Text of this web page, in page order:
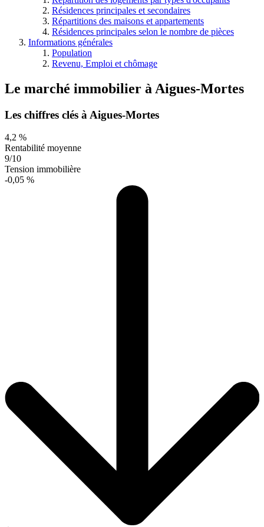
Résidences principales et secondaires
Répartitions des maisons et appartements
Résidences principales selon le nombre de pièces
Informations générales
Population
Revenu, Emploi et chômage
Le marché immobilier à Aigues-Mortes
Les chiffres clés à Aigues-Mortes
4,2 %
Rentabilité moyenne
9/10
Tension immobilière
-0,05 %